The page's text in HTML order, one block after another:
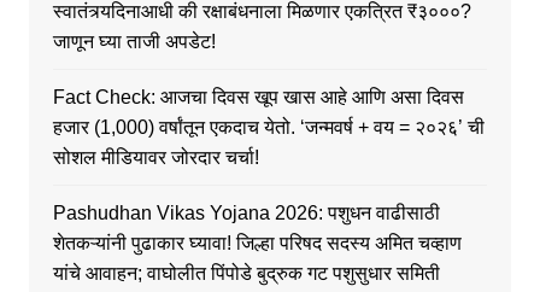
स्वातंत्र्यदिनाआधी की रक्षाबंधनाला मिळणार एकत्रित ₹३०००?
जाणून घ्या ताजी अपडेट!
Fact Check: आजचा दिवस खूप खास आहे आणि असा दिवस
हजार (1,000) वर्षांतून एकदाच येतो. ‘जन्मवर्ष + वय = २०२६’ ची
सोशल मीडियावर जोरदार चर्चा!
Pashudhan Vikas Yojana 2026: पशुधन वाढीसाठी
शेतकऱ्यांनी पुढाकार घ्यावा! जिल्हा परिषद सदस्य अमित चव्हाण
यांचे आवाहन; वाघोलीत पिंपोडे बुद्रुक गट पशुसुधार समिती